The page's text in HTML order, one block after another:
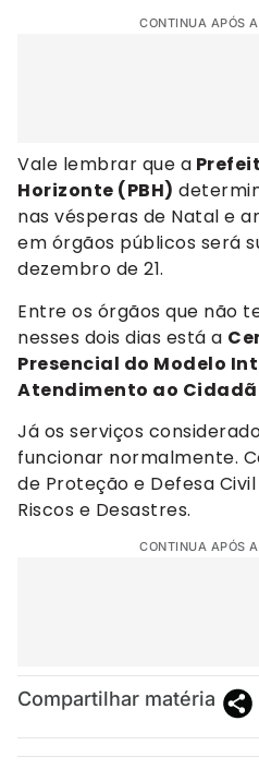
CONTINUA APÓS
Vale lembrar que a
Horizonte (PBH)
nas vésperas de Natal e
em órgãos públicos será
dezembro de 21.
Entre os órgãos que não
nesses dois dias está a
Presencial do Modelo
Atendimento ao
Já os serviços
funcionar normalmente.
de Proteção e Defesa
Riscos e Desastres.
CONTINUA APÓS
Compartilhar matéria